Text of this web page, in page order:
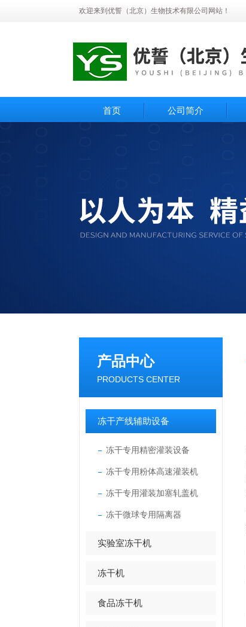
欢迎来到优誓（北京）生物技术有限公司网站！
首页 公司简介
产品中心
PRODUCTS CENTER
冻干产线辅助设备
冻干专用精密灌装设备
冻干专用粉体高速灌装机
冻干专用灌装加塞轧盖机
冻干微球专用隔离器
实验室冻干机
冻干机
食品冻干机